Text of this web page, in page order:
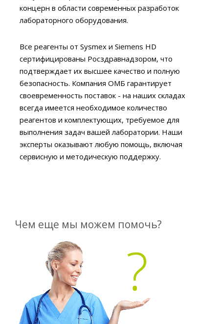
концерн в области современных разработок
лабораторного оборудования.
Все реагенты от Sysmex и Siemens HD
сертифицированы Росздравнадзором, что
подтверждает их высшее качество и полную
безопасность. Компания ОМБ гарантирует
своевременность поставок - на наших складах
всегда имеется необходимое количество
реагентов и комплектующих, требуемое для
выполнения задач вашей лаборатории. Наши
эксперты оказывают любую помощь, включая
сервисную и методическую поддержку.
Чем еще мы можем помочь?